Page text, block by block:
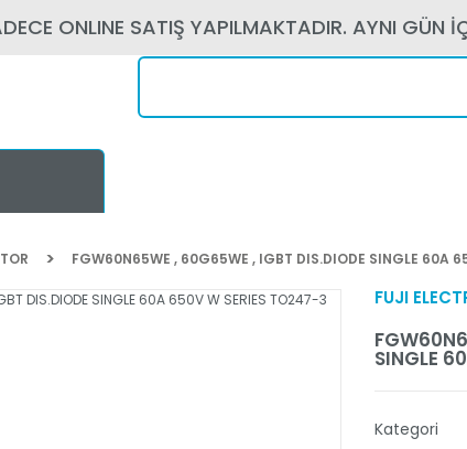
ONLINE SATIŞ YAPILMAKTADIR. AYNI GÜN
FGW60N65WE , 60G65WE , IGBT DIS.DIODE SINGLE 60A
FUJI
SINGLE
Kategori